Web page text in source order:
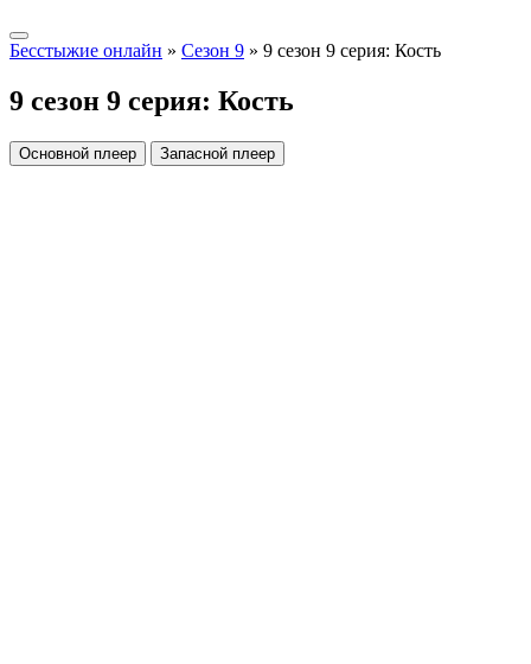
Бесстыжие онлайн » Сезон 9 » 9 сезон 9 серия: Кость
9 сезон 9 серия: Кость
Основной плеер Запасной плеер